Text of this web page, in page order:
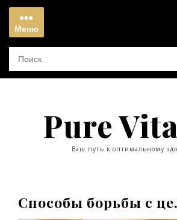
Перейти
содержимому
Меню
Меню
Pure
Ваш путь к оптимальному
Способы борьбы с